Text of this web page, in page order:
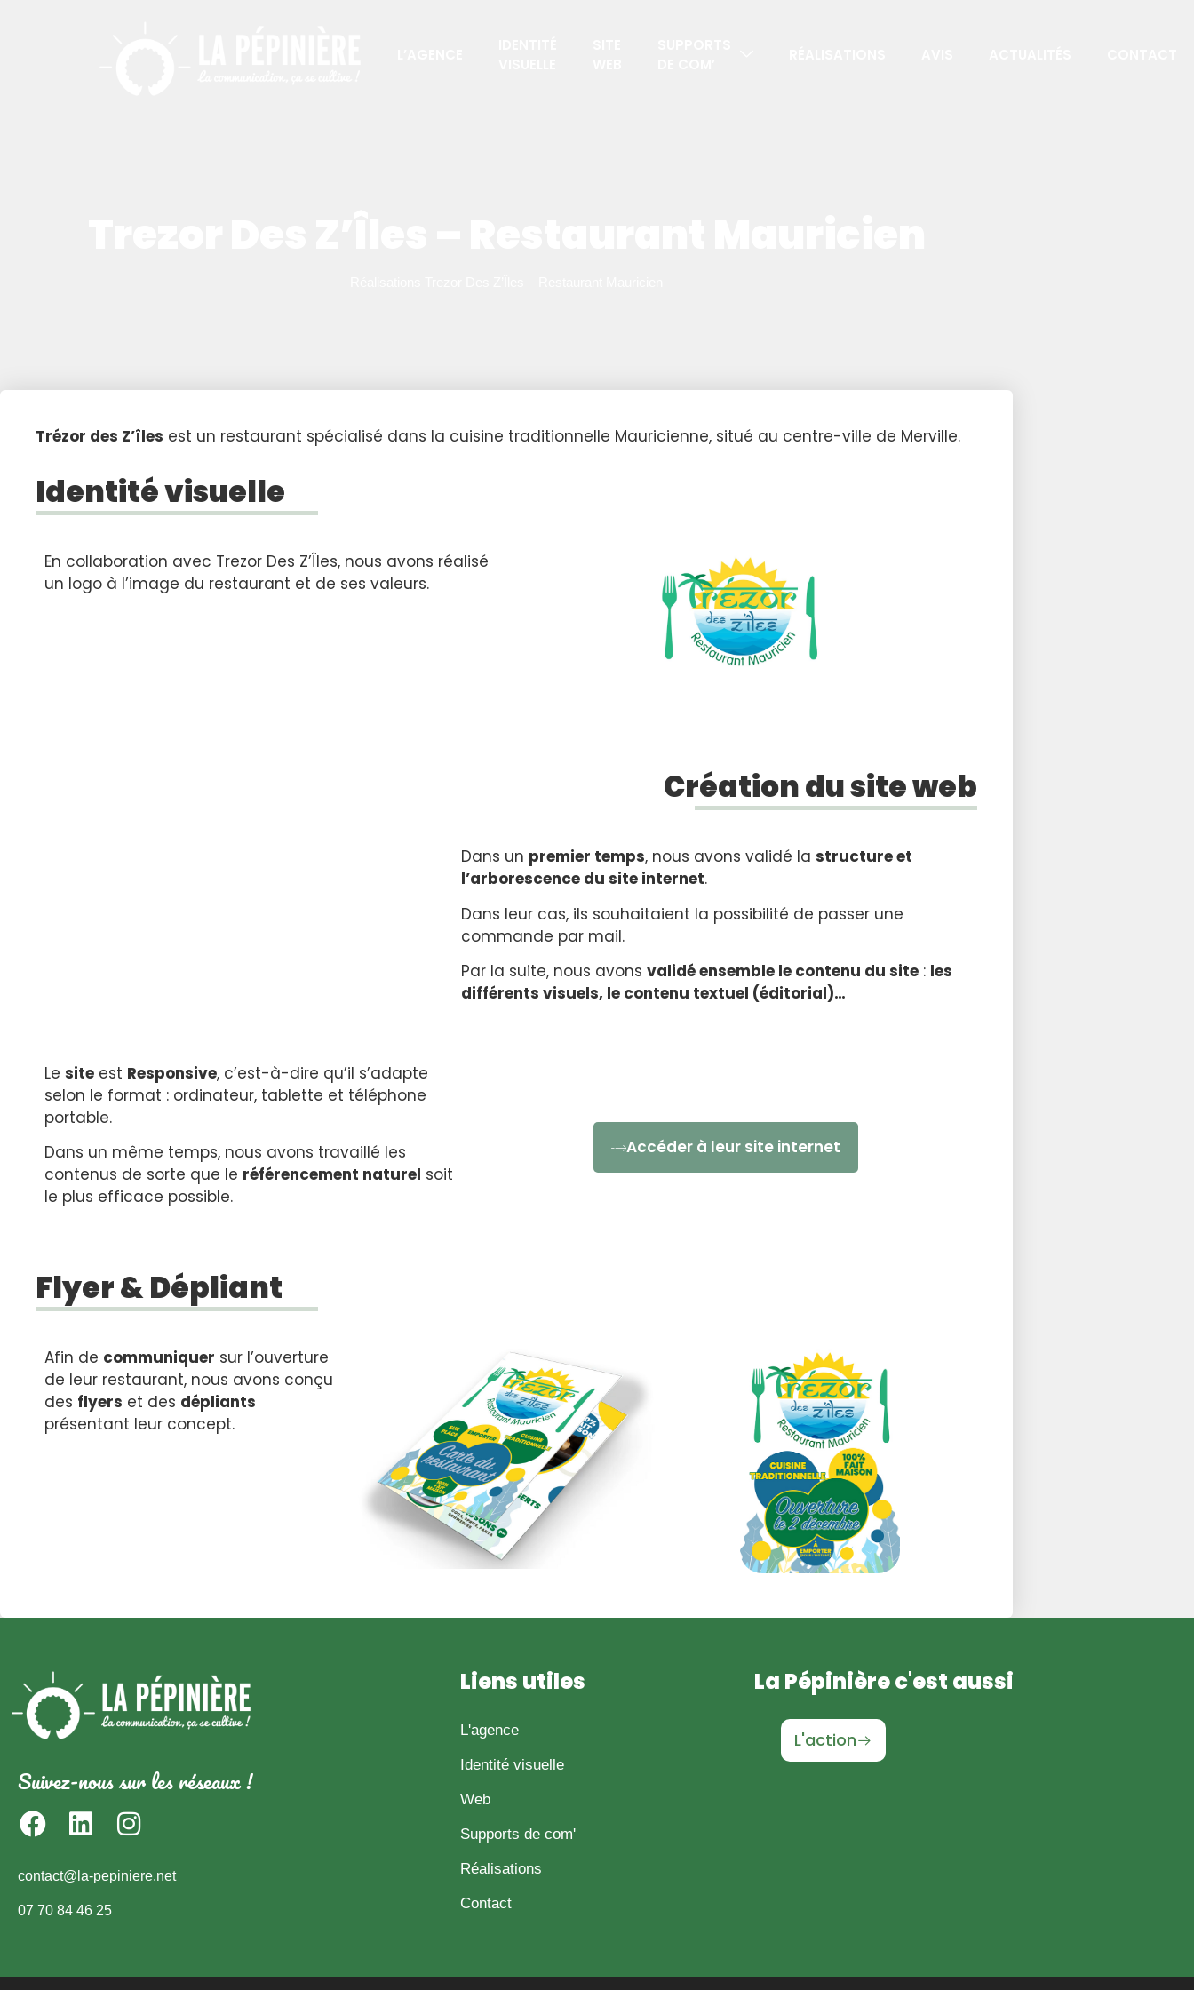
Trézor des Z’îles est un restaurant spécialisé dans la cuisine traditionnelle Mauricienne, situé au centre-ville de Merville.
Identité visuelle
En collaboration avec Trezor Des Z’Îles, nous avons réalisé
un logo à l’image du restaurant et de ses valeurs.
Création du site web
Dans un premier temps, nous avons validé la structure et
l’arborescence du site internet.
Dans leur cas, ils souhaitaient la possibilité de passer une
commande par mail.
Par la suite, nous avons validé ensemble le contenu du site: les
différents visuels, le contenu textuel (éditorial)…
Le site est Responsive, c’est-à-dire qu’il s’adapte
selon le format : ordinateur, tablette et téléphone
portable.
Dans un même temps, nous avons travaillé les
contenus de sorte que le référencement naturel soit
le plus efficace possible.
Accéder à leur site internet
Flyer & Dépliant
Afin de communiquer sur l’ouverture
de leur restaurant, nous avons conçu
des flyers et des dépliants
présentant leur concept.
Suivez-nous sur les réseaux !
contact@la-pepiniere.net
07 70 84 46 25
Liens utiles
L'agence
Identité visuelle
Web
Supports de com'
Réalisations
Contact
La Pépinière c'est aussi
L'action